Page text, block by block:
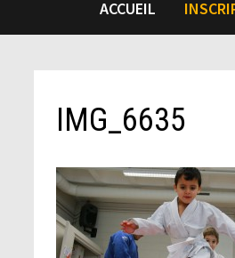
ACCUEIL
IMG_6635